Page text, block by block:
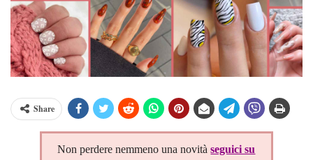
Share
Non perdere nemmeno una novitàseguici su